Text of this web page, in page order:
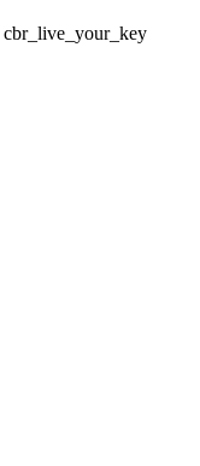
cbr_live_your_key